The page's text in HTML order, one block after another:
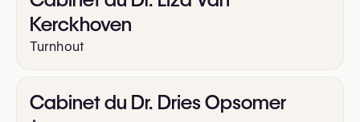
Kerckhoven
Turnhout
Cabinet du Dr. Dries Opsomer